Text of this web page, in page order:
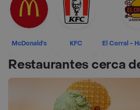
McDonald's KFC El Corral -
Restaurantes cerca